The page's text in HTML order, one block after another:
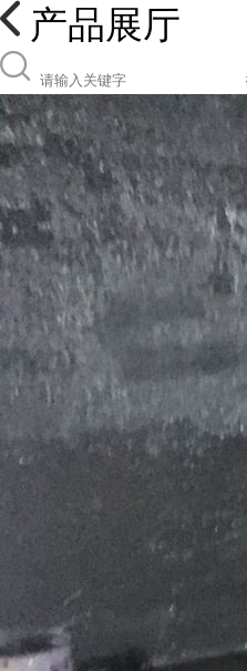
产品展厅